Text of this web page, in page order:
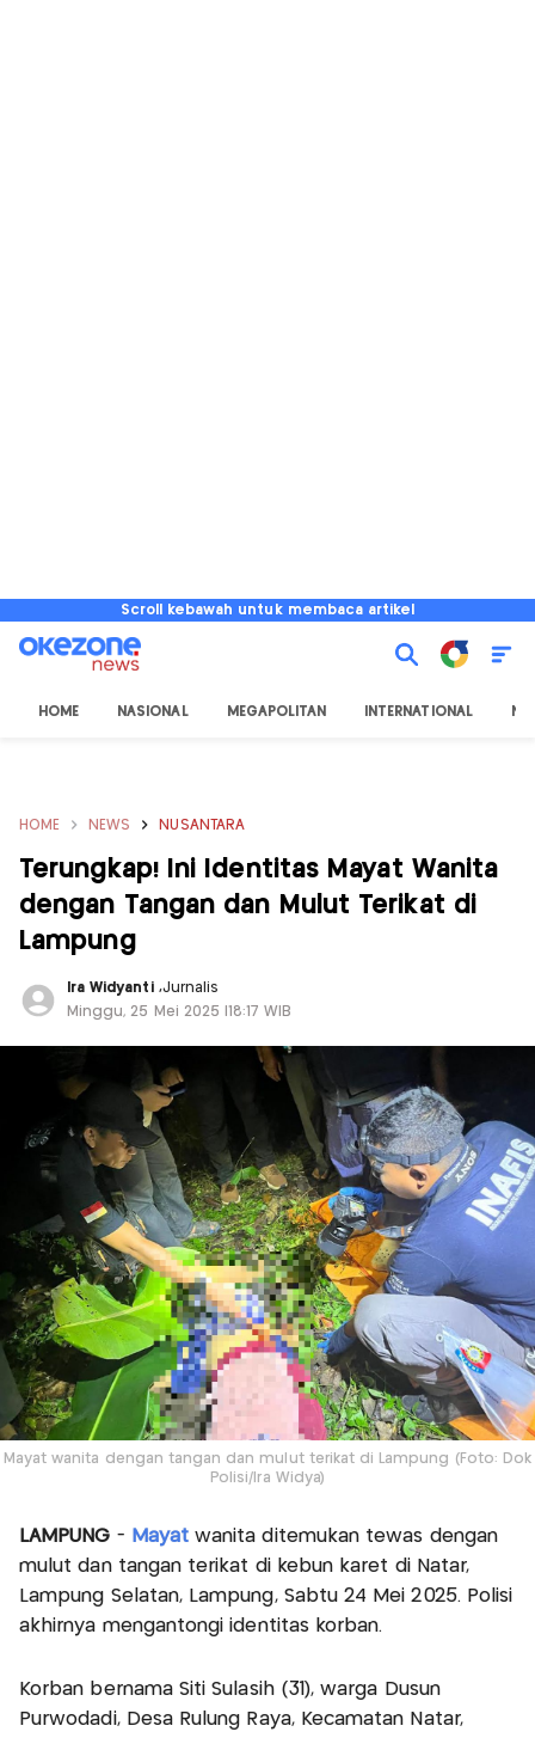
Scroll kebawah untuk membaca artikel
HOME NASIONAL MEGAPOLITAN INTERNATIONAL
HOME NEWS NUSANTARA
Terungkap! Ini Identitas Mayat Wanita
dengan Tangan dan Mulut Terikat di
Lampung
Ira Widyanti ,Jurnalis
Minggu, 25 Mei 2025 |18:17 WIB
Mayat wanita dengan tangan dan mulut terikat di Lampung (Foto: Dok
Polisi/Ira Widya)
LAMPUNG - Mayatwanita ditemukan tewas dengan
mulut dan tangan terikat di kebun karet di Natar,
Lampung Selatan, Lampung, Sabtu 24 Mei 2025. Polisi
akhirnya mengantongi identitas korban.
Korban bernama Siti Sulasih (31), warga Dusun
Purwodadi, Desa Rulung Raya, Kecamatan Natar,